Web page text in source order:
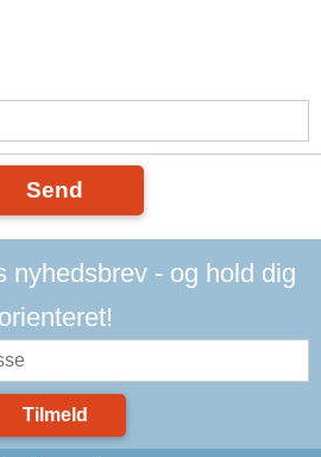
Send
nyhedsbrev - og hold dig
orienteret!
Tilmeld